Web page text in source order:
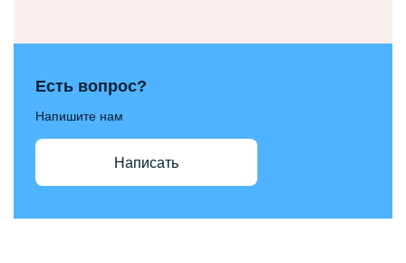
Есть вопрос?
Напишите нам
Написать